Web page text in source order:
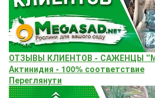
ОТЗЫВЫ КЛИЕНТОВ - САЖЕНЦЫ
Актинидия - 100% соответствие
Переглянути